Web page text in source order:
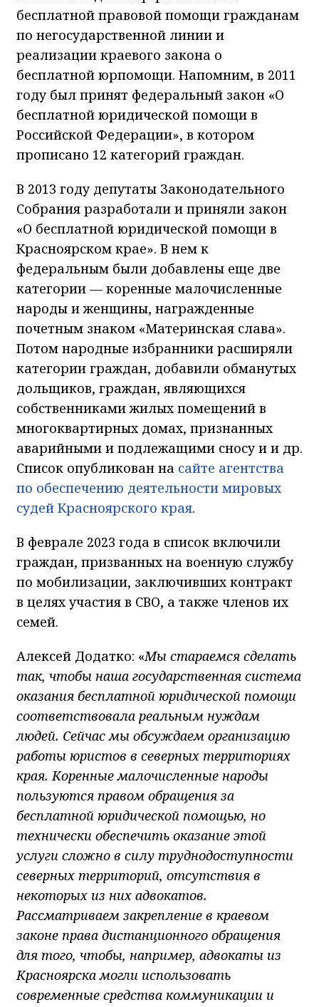
бесплатной правовой помощи гражданам
по негосударственной линии и
реализации краевого закона о
бесплатной юрпомощи. Напомним, в 2011
году был принят федеральный закон «О
бесплатной юридической помощи в
Российской Федерации», в котором
прописано 12 категорий граждан.
В 2013 году депутаты Законодательного
Собрания разработали и приняли закон
«О бесплатной юридической помощи в
Красноярском крае». В нем к
федеральным были добавлены еще две
категории — коренные малочисленные
народы и женщины, награжденные
почетным знаком «Материнская слава».
Потом народные избранники расширяли
категории граждан, добавили обманутых
дольщиков, граждан, являющихся
собственниками жилых помещений в
многоквартирных домах, признанных
аварийными и подлежащими сносу и и др.
Список опубликован на сайте агентства
по обеспечению деятельности мировых
судей Красноярского края.
В феврале 2023 года в список включили
граждан, призванных на военную службу
по мобилизации, заключивших контракт
в целях участия в СВО, а также членов их
семей.
Алексей Додатко: «Мы стараемся сделать
так, чтобы наша государственная система
оказания бесплатной юридической помощи
соответствовала реальным нуждам
людей. Сейчас мы обсуждаем организацию
работы юристов в северных территориях
края. Коренные малочисленные народы
пользуются правом обращения за
бесплатной юридической помощью, но
технически обеспечить оказание этой
услуги сложно в силу труднодоступности
северных территорий, отсутствия в
некоторых из них адвокатов.
Рассматриваем закрепление в краевом
законе права дистанционного обращения
для того, чтобы, например, адвокаты из
Красноярска могли использовать
современные средства коммуникации и